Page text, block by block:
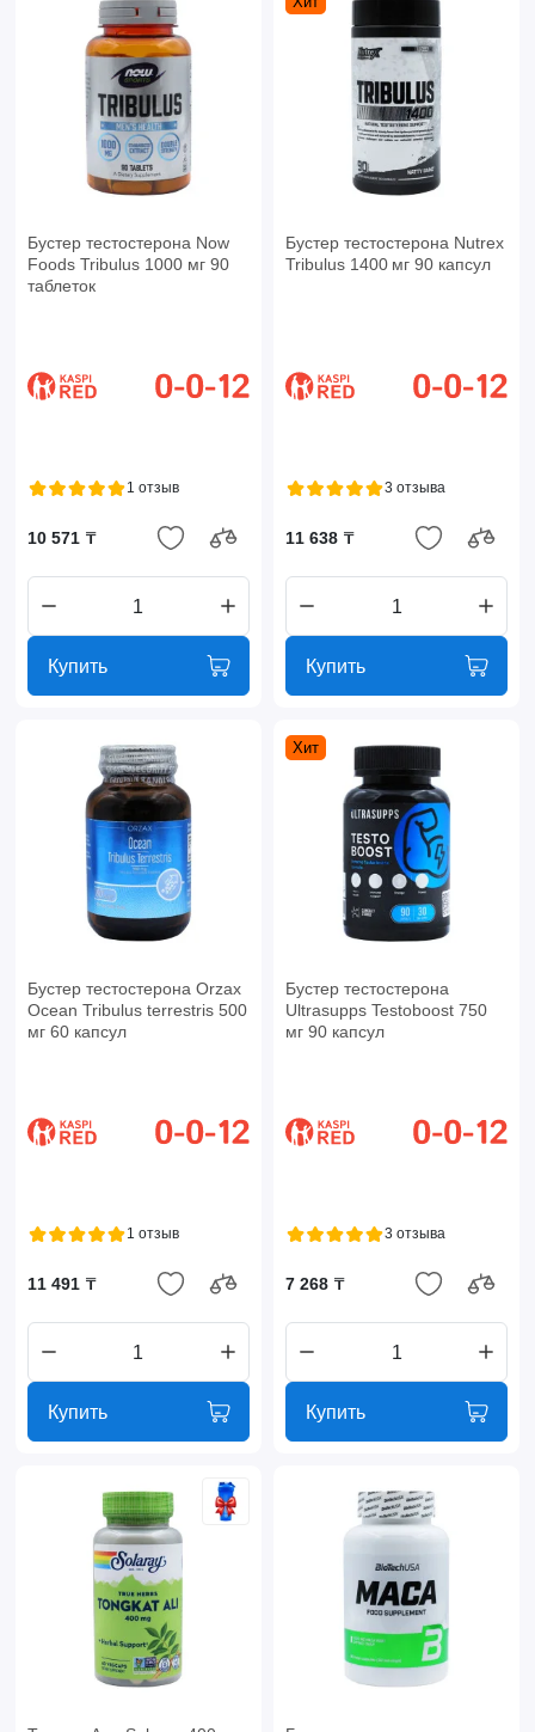
Бустер тестостерона Now
Foods Tribulus 1000 мг 90
таблеток
1 отзыв
10 571 ₸
Купить
Бустер тестостерона Nutrex
Tribulus 1400 мг 90 капсул
3 отзыва
11 638 ₸
Купить
Бустер тестостерона Orzax
Ocean Tribulus terrestris 500
мг 60 капсул
1 отзыв
11 491 ₸
Купить
Хит
Бустер тестостерона
Ultrasupps Testoboost 750
мг 90 капсул
3 отзыва
7 268 ₸
Купить